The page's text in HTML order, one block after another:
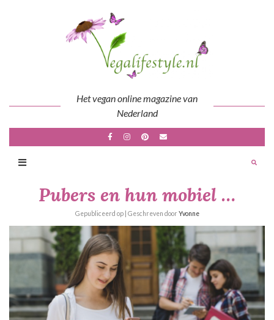
Het vegan online magazine van
Nederland
Pubers en hun mobiel …
Gepubliceerd op | Geschreven door Yvonne